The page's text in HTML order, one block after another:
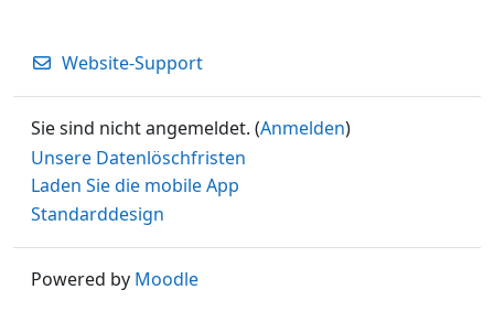
Website-Support
Sie sind nicht angemeldet. (Anmelden)
Unsere Datenlöschfristen
Laden Sie die mobile App
Standarddesign
Powered by Moodle